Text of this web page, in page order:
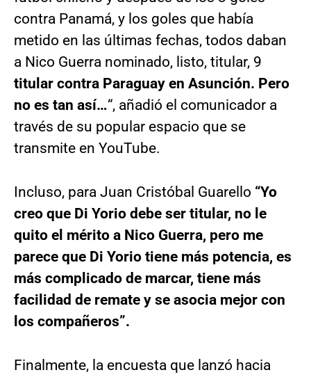
contra Panamá, y los goles que había
metido en las últimas fechas, todos daban
a Nico Guerra nominado, listo, titular, 9
titular contra Paraguay en Asunción. Pero
no es tan así…“, añadió el comunicador a
través de su popular espacio que se
transmite en YouTube.
Incluso, para Juan Cristóbal Guarello “Yo
creo que Di Yorio debe ser titular, no le
quito el mérito a Nico Guerra, pero me
parece que Di Yorio tiene más potencia, es
más complicado de marcar, tiene más
facilidad de remate y se asocia mejor con
los compañeros”.
Finalmente, la encuesta que lanzó hacia